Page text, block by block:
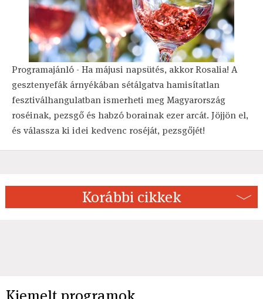
Programajánló - Ha májusi napsütés, akkor Rosalia! A
gesztenyefák árnyékában sétálgatva hamisítatlan
fesztiválhangulatban ismerheti meg Magyarország
roséinak, pezsgő és habzó borainak ezer arcát. Jöjjön el,
és válassza ki idei kedvenc roséját, pezsgőjét!
Korábbi cikkek